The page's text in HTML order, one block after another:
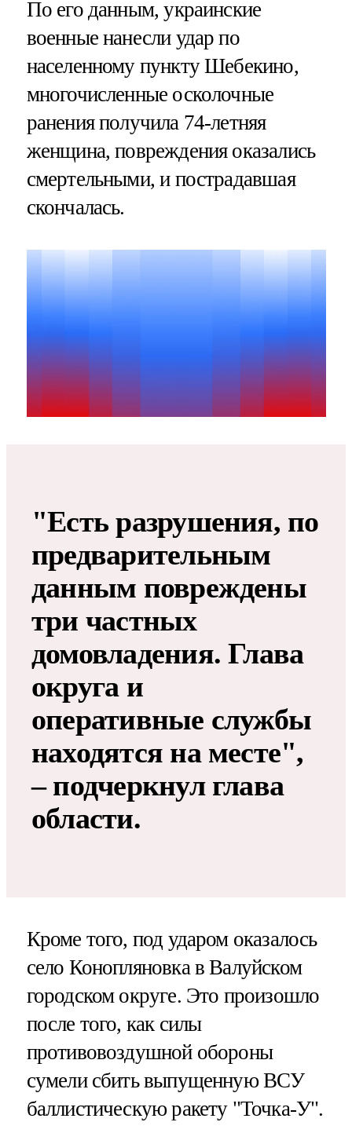
По его данным, украинские
военные нанесли удар по
населенному пункту Шебекино,
многочисленные осколочные
ранения получила 74-летняя
женщина, повреждения оказались
смертельными, и пострадавшая
скончалась.
"Есть разрушения, по
предварительным
данным повреждены
три частных
домовладения. Глава
округа и
оперативные службы
находятся на месте",
– подчеркнул глава
области.
Кроме того, под ударом оказалось
село Конопляновка в Валуйском
городском округе. Это произошло
после того, как силы
противовоздушной обороны
сумели сбить выпущенную ВСУ
баллистическую ракету "Точка-У".